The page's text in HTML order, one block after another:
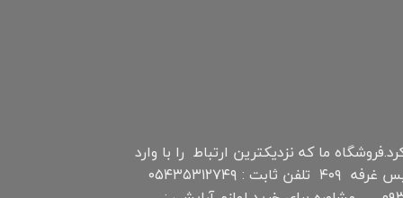
چابهار است که اواخر سال ۹۷ فعالیت خود را شروع کرد.فروشگاه ما که نزدیکترین ارتباط را با وارد